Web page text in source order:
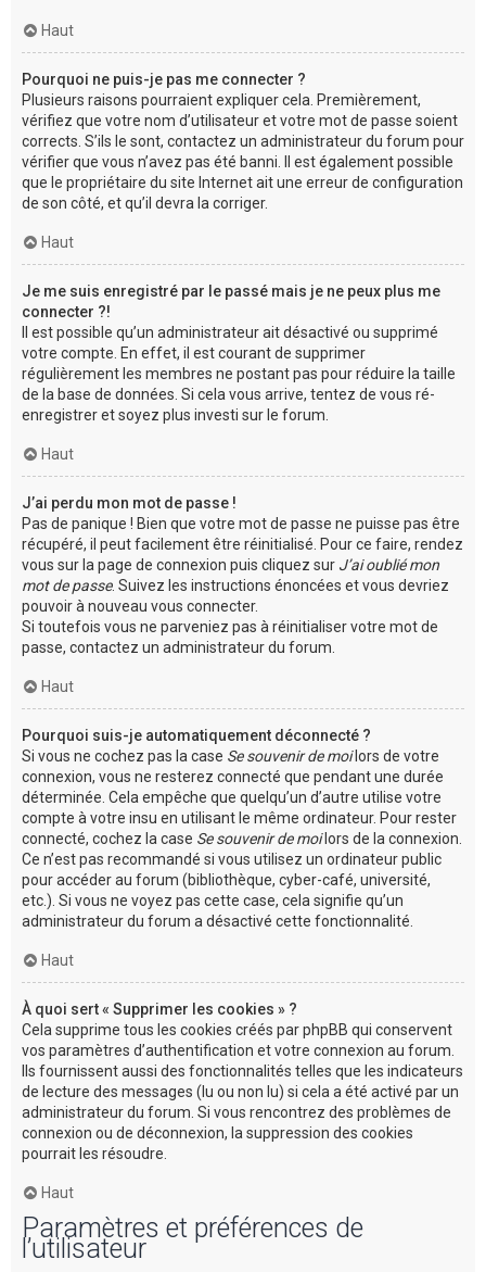
Haut
Pourquoi ne puis-je pas me connecter ?
Plusieurs raisons pourraient expliquer cela. Premièrement,
vérifiez que votre nom d’utilisateur et votre mot de passe soient
corrects. S’ils le sont, contactez un administrateur du forum pour
vérifier que vous n’avez pas été banni. Il est également possible
que le propriétaire du site Internet ait une erreur de configuration
de son côté, et qu’il devra la corriger.
Haut
Je me suis enregistré par le passé mais je ne peux plus me
connecter ?!
Il est possible qu’un administrateur ait désactivé ou supprimé
votre compte. En effet, il est courant de supprimer
régulièrement les membres ne postant pas pour réduire la taille
de la base de données. Si cela vous arrive, tentez de vous ré-
enregistrer et soyez plus investi sur le forum.
Haut
J’ai perdu mon mot de passe !
Pas de panique ! Bien que votre mot de passe ne puisse pas être
récupéré, il peut facilement être réinitialisé. Pour ce faire, rendez
vous sur la page de connexion puis cliquez sur J’ai oublié mon
mot de passe. Suivez les instructions énoncées et vous devriez
pouvoir à nouveau vous connecter.
Si toutefois vous ne parveniez pas à réinitialiser votre mot de
passe, contactez un administrateur du forum.
Haut
Pourquoi suis-je automatiquement déconnecté ?
Si vous ne cochez pas la case Se souvenir de moilors de votre
connexion, vous ne resterez connecté que pendant une durée
déterminée. Cela empêche que quelqu’un d’autre utilise votre
compte à votre insu en utilisant le même ordinateur. Pour rester
connecté, cochez la case Se souvenir de moilors de la connexion.
Ce n’est pas recommandé si vous utilisez un ordinateur public
pour accéder au forum (bibliothèque, cyber-café, université,
etc.). Si vous ne voyez pas cette case, cela signifie qu’un
administrateur du forum a désactivé cette fonctionnalité.
Haut
À quoi sert « Supprimer les cookies » ?
Cela supprime tous les cookies créés par phpBB qui conservent
vos paramètres d’authentification et votre connexion au forum.
Ils fournissent aussi des fonctionnalités telles que les indicateurs
de lecture des messages (lu ou non lu) si cela a été activé par un
administrateur du forum. Si vous rencontrez des problèmes de
connexion ou de déconnexion, la suppression des cookies
pourrait les résoudre.
Haut
Paramètres et préférences de
l’utilisateur